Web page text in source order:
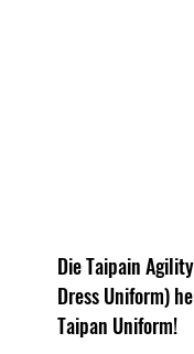
Die Taipain
Dress Uniform)
Taipan Uniform!